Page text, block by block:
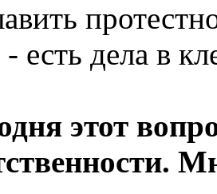
- есть дела в
этот